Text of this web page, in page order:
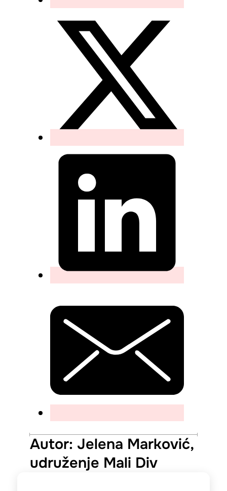
Autor: Jelena Marković,
udruženje Mali Div